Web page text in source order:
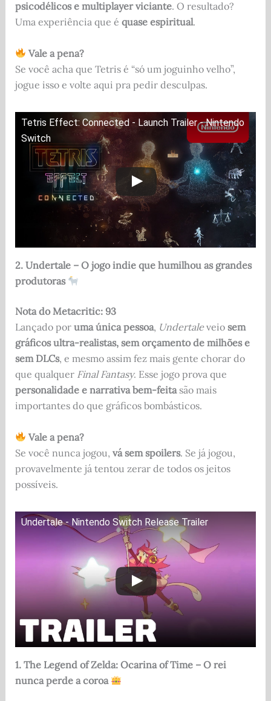
psicodélicos e multiplayer viciante. O resultado?
Uma experiência que é quase espiritual.
Vale a pena?
Se você acha que Tetris é “só um joguinho velho”,
jogue isso e volte aqui pra pedir desculpas.
Tetris Effect: Connected - Launch Trailer - Nintendo
Switch
2. Undertale – O jogo indie que humilhou as grandes
produtoras
Nota do Metacritic: 93
Lançado por uma única pessoa, Undertaleveio sem
gráficos ultra-realistas, sem orçamento de milhões e
sem DLCs, e mesmo assim fez mais gente chorar do
que qualquer Final Fantasy. Esse jogo prova que
personalidade e narrativa bem-feitasão mais
importantes do que gráficos bombásticos.
Vale a pena?
Se você nunca jogou, vá sem spoilers. Se já jogou,
provavelmente já tentou zerar de todos os jeitos
possíveis.
Undertale - Nintendo Switch Release Trailer
1. The Legend of Zelda: Ocarina of Time – O rei
nunca perde a coroa